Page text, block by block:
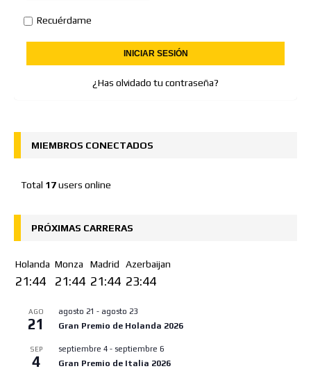
Recuérdame
¿Has olvidado tu contraseña?
MIEMBROS CONECTADOS
Total 17users online
PRÓXIMAS CARRERAS
Holanda
21:44
Monza
21:44
Madrid
21:44
Azerbaijan
23:44
AGO
21
agosto 21 - agosto 23
Gran Premio de Holanda 2026
SEP
4
septiembre 4 - septiembre 6
Gran Premio de Italia 2026